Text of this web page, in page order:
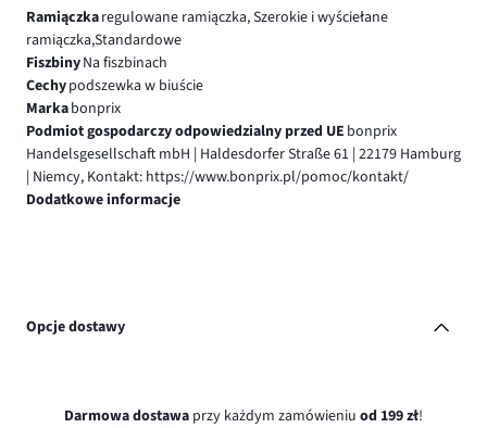
Ramiączkaregulowane ramiączka, Szerokie i wyściełane
ramiączka,Standardowe
FiszbinyNa fiszbinach
Cechypodszewka w biuście
Markabonprix
Podmiot gospodarczy odpowiedzialny przed UE bonprix
Handelsgesellschaft mbH | Haldesdorfer Straße 61 | 22179 Hamburg
| Niemcy, Kontakt: https://www.bonprix.pl/pomoc/kontakt/
Dodatkowe informacje
Opcje dostawy
Darmowa dostawa przy każdym zamówieniu od 199 zł!